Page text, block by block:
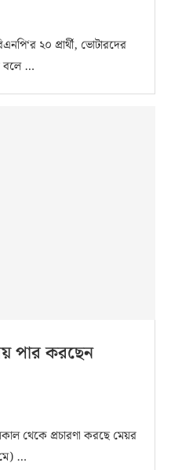
২০ প্রার্থী, ভোটারদের
বলে …
পার করছেন
থেকে প্রচারণা করছে মেয়র
মে) …